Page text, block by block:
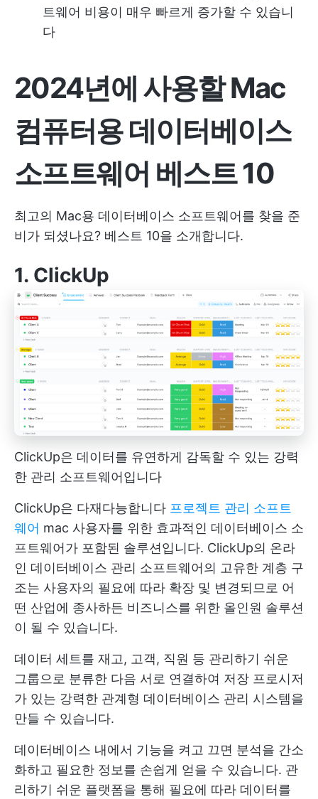
트웨어 비용이 매우 빠르게 증가할 수 있습니
다
2024년에 사용할 Mac
컴퓨터용 데이터베이스
소프트웨어 베스트 10
최고의 Mac용 데이터베이스 소프트웨어를 찾을 준
비가 되셨나요? 베스트 10을 소개합니다.
1. ClickUp
ClickUp은 데이터를 유연하게 감독할 수 있는 강력
한 관리 소프트웨어입니다
ClickUp은 다재다능합니다 프로젝트 관리 소프트
웨어 mac 사용자를 위한 효과적인 데이터베이스 소
프트웨어가 포함된 솔루션입니다. ClickUp의 온라
인 데이터베이스 관리 소프트웨어의 고유한 계층 구
조는 사용자의 필요에 따라 확장 및 변경되므로 어
떤 산업에 종사하든 비즈니스를 위한 올인원 솔루션
이 될 수 있습니다.
데이터 세트를 재고, 고객, 직원 등 관리하기 쉬운
그룹으로 분류한 다음 서로 연결하여 저장 프로시저
가 있는 강력한 관계형 데이터베이스 관리 시스템을
만들 수 있습니다.
데이터베이스 내에서 기능을 켜고 끄면 분석을 간소
화하고 필요한 정보를 손쉽게 얻을 수 있습니다. 관
리하기 쉬운 플랫폼을 통해 필요에 따라 데이터를